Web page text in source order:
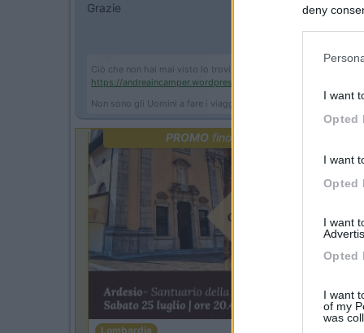
deny
I want
Opted
I want
Opted
I want
Opted
I want
of my
was
Grazie
Ciò che non hai mai visto lo trovi dove non sei mai stato.
https://andreaincamper.wordpres...
Non sono gli Uomini a fare i viaggi, ma i viaggi a fare gli Uomini!
PROMOfino al 25/08/26
Lombardia